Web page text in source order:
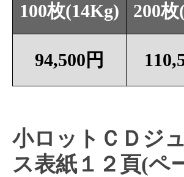
100枚(14Kg) 200
94,500円
小ロットＣＤジ
ス表紙１２頁(ペ